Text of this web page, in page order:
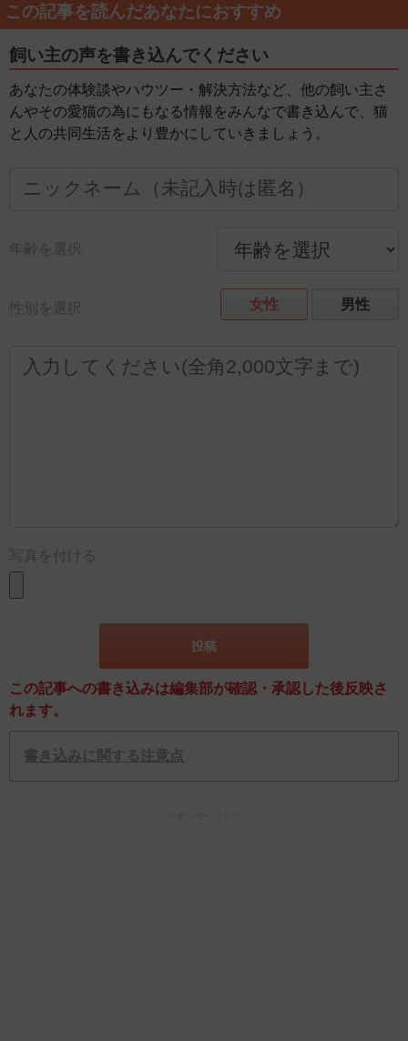
この記事を読んだあなたにおすすめ
飼い主の声を書き込んでください
あなたの体験談やハウツー・解決方法など、他の飼い主さ
んやその愛猫の為にもなる情報をみんなで書き込んで、猫
と人の共同生活をより豊かにしていきましょう。
年齢を選択
性別を選択 女性 男性
写真を付ける
この記事への書き込みは編集部が確認・承認した後反映さ
れます。
書き込みに関する注意点